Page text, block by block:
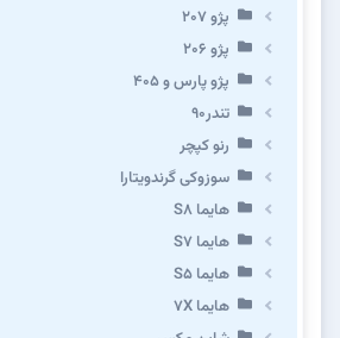
پژو ۲۰۷
پژو ۲۰۶
پژو پارس و ۴۰۵
تندر۹۰
رنو کپچر
سوزوکی گرندویتارا
هایما S8
هایما S7
هایما S5
هایما 7X